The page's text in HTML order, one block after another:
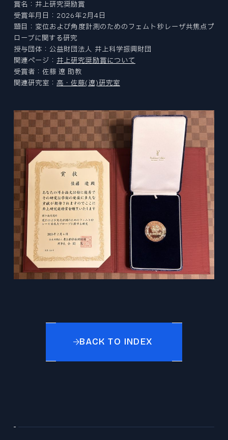
RESEARCHER
教員
PRIZE
受賞
REPORT
報道
RECRUIT
採用情報
イベント
PRESS
プレスリリース
サイトマップ
機械系同窓会
機械系産学連携推進室
〒980-8579
宮城県仙台市青葉区荒巻字青葉 6-6-01
© 2026 Division of Mechanical
Engineering,Tohoku University.
賞名：井上研究奨励賞
受賞年月日：2026年2月4日
題目：変位および角度計測のためのフェムト秒レーザ共焦点プ
ローブに関する研究
授与団体：公益財団法人 井上科学振興財団
関連ページ： 井上研究奨励賞について
受賞者：佐藤 遼 助教
関連研究室： 高・佐藤(遼)研究室
BACK TO INDEX